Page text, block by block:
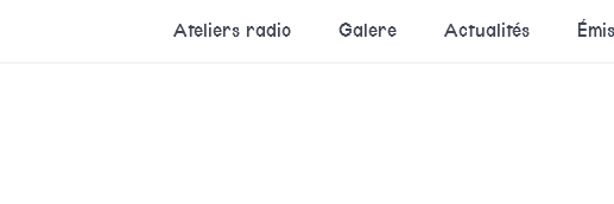
Ateliers radio Galere Actualités